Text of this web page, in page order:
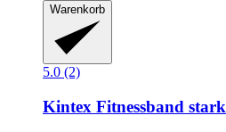
Warenkorb
5.0 (2)
Kintex Fitnessband stark